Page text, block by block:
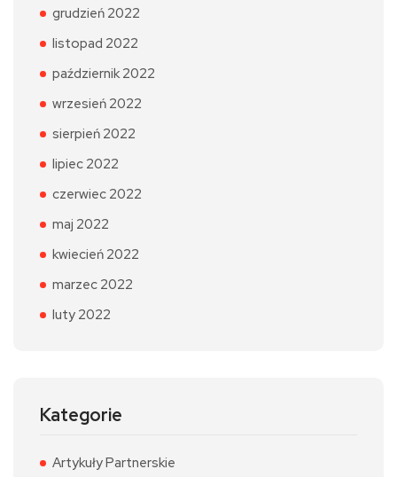
grudzień 2022
listopad 2022
październik 2022
wrzesień 2022
sierpień 2022
lipiec 2022
czerwiec 2022
maj 2022
kwiecień 2022
marzec 2022
luty 2022
Kategorie
Artykuły Partnerskie